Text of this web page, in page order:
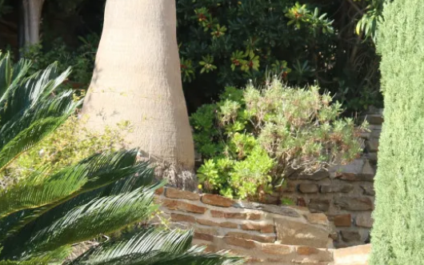
I NOSTRI ALLOGGI
RICHIESTA DI PRENOTAZIONE